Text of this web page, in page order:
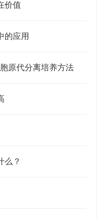
价值
的应用
原代分离培养方法
么？